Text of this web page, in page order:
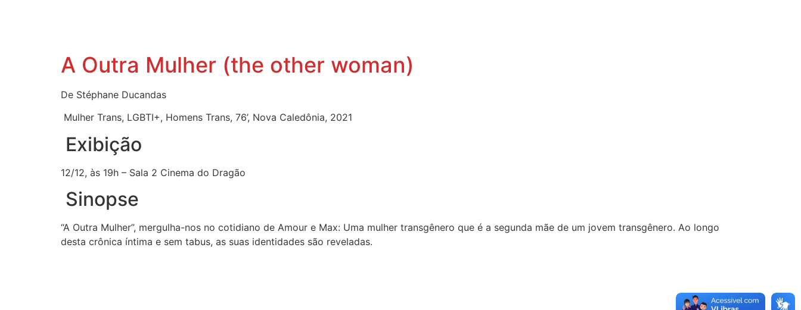
A Outra Mulher (the other woman)
De Stéphane Ducandas
Mulher Trans, LGBTI+, Homens Trans, 76’, Nova Caledônia, 2021
Exibição
12/12, às 19h – Sala 2 Cinema do Dragão
Sinopse
“A Outra Mulher”, mergulha-nos no cotidiano de Amour e Max: Uma mulher transgênero que é a segunda mãe de um jovem transgênero. Ao longo
desta crônica íntima e sem tabus, as suas identidades são reveladas.